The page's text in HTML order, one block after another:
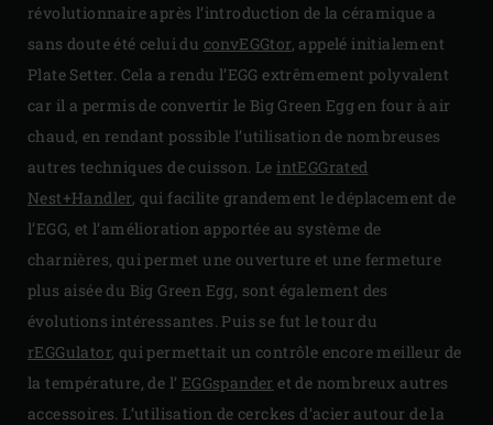
révolutionnaire après l’introduction de la céramique a
sans doute été celui du convEGGtor, appelé initialement
Plate Setter. Cela a rendu l’EGG extrêmement polyvalent
car il a permis de convertir le Big Green Egg en four à air
chaud, en rendant possible l’utilisation de nombreuses
autres techniques de cuisson. Le intEGGrated
Nest+Handler, qui facilite grandement le déplacement de
l’EGG, et l’amélioration apportée au système de
charnières, qui permet une ouverture et une fermeture
plus aisée du Big Green Egg, sont également des
évolutions intéressantes. Puis se fut le tour du
rEGGulator, qui permettait un contrôle encore meilleur de
la température, de l’ EGGspander et de nombreux autres
accessoires. L’utilisation de cerckes d’acier autour de la